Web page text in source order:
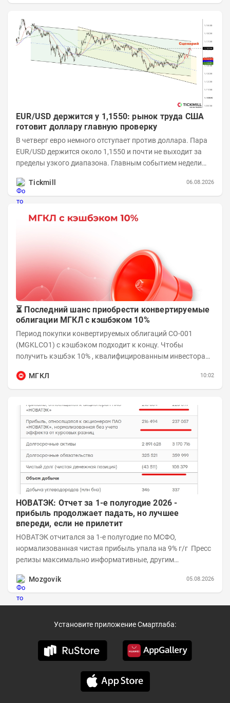
EUR/USD держится у 1,1550: рынок труда США
готовит доллару главную проверку
В четверг евро немного отступает против доллара. Пара
EUR/USD держится около 1,1550 и почти не выходит за
пределы узкого диапазона. Главным событием недели
Tickmill
06.08.2026
⏳ Последний шанс приобрести конвертируемые
облигации МГКЛ с кэшбэком 10%
Период покупки конвертируемых облигаций СО-001
(MGKLCO1) с кэшбэком подходит к концу. Чтобы
получить кэшбэк 10% , квалифицированным инвесторам
МГКЛ
10:02
НОВАТЭК: Отчет за 1-е полугодие 2026 -
прибыль продолжает падать, но лучшее
впереди, если не прилетит
НОВАТЭК отчитался за 1-е полугодие по МСФО,
нормализованная чистая прибыль упала на 9% г/г Пресс
релизы максимально информативные, другим
Mozgovik
05.08.2026
Установите приложение Смартлаба: